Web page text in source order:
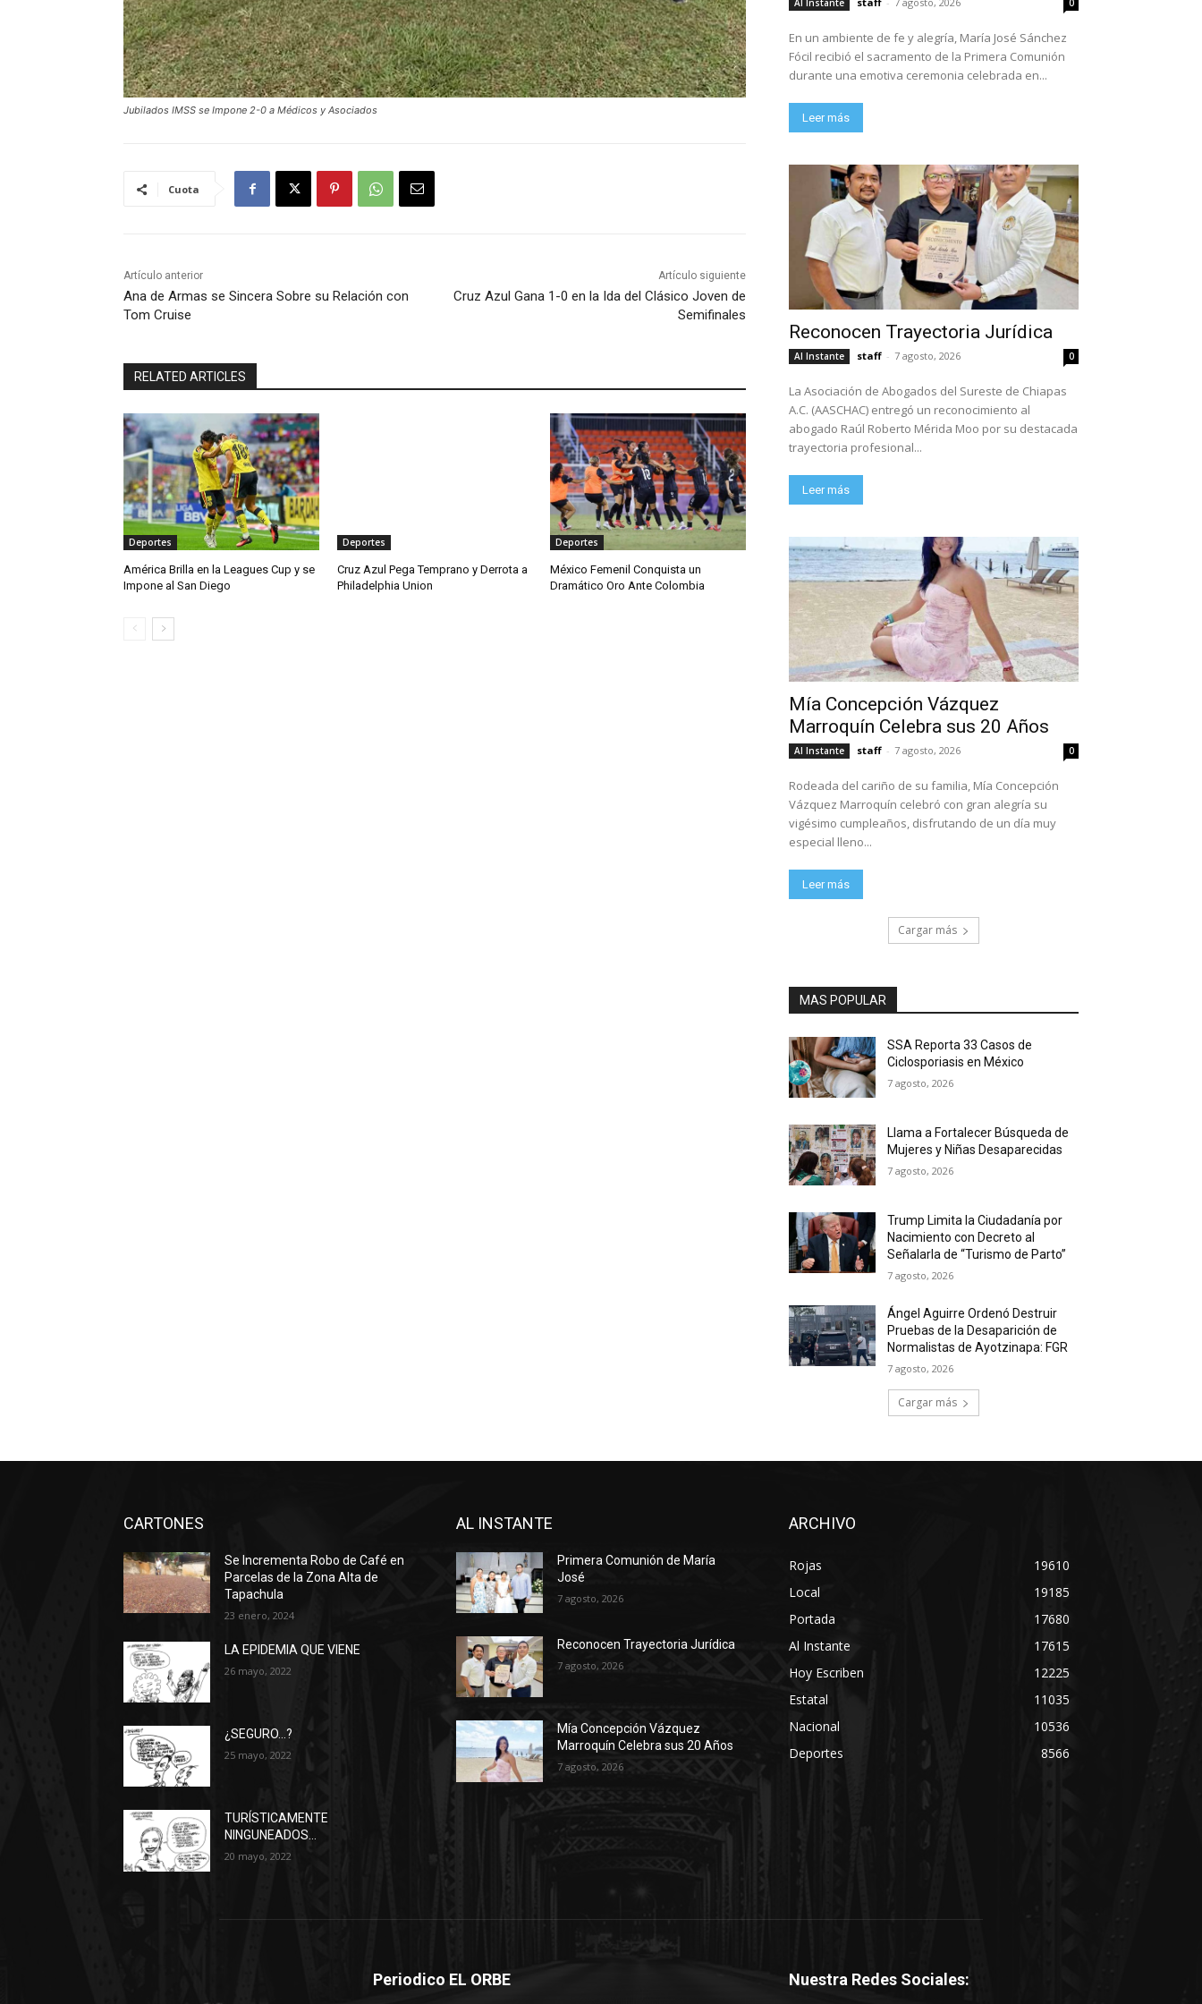
Jubilados IMSS se Impone 2-0 a Médicos y Asociados
Cuota
Artículo anterior
Ana de Armas se Sincera Sobre su Relación con
Tom Cruise
Artículo siguiente
Cruz Azul Gana 1-0 en la Ida del Clásico Joven de
Semifinales
RELATED ARTICLES
Deportes
América Brilla en la Leagues Cup y se
Impone al San Diego
Deportes
Cruz Azul Pega Temprano y Derrota a
Philadelphia Union
Deportes
México Femenil Conquista un
Dramático Oro Ante Colombia
Al Instante 0
En un ambiente de fe y alegría, María José Sánchez
Fócil recibió el sacramento de la Primera Comunión
durante una emotiva ceremonia celebrada en...
Leer más
Reconocen Trayectoria Jurídica
Al Instante staff - 7 agosto, 2026 0
La Asociación de Abogados del Sureste de Chiapas
A.C. (AASCHAC) entregó un reconocimiento al
abogado Raúl Roberto Mérida Moo por su destacada
trayectoria profesional...
Leer más
Mía Concepción Vázquez
Marroquín Celebra sus 20 Años
Al Instante staff - 7 agosto, 2026 0
Rodeada del cariño de su familia, Mía Concepción
Vázquez Marroquín celebró con gran alegría su
vigésimo cumpleaños, disfrutando de un día muy
especial lleno...
Leer más
Cargar más
MAS POPULAR
SSA Reporta 33 Casos de
Ciclosporiasis en México
7 agosto, 2026
Llama a Fortalecer Búsqueda de
Mujeres y Niñas Desaparecidas
7 agosto, 2026
Trump Limita la Ciudadanía por
Nacimiento con Decreto al
Señalarla de “Turismo de Parto”
7 agosto, 2026
Ángel Aguirre Ordenó Destruir
Pruebas de la Desaparición de
Normalistas de Ayotzinapa: FGR
7 agosto, 2026
Cargar más
CARTONES
Se Incrementa Robo de Café en
Parcelas de la Zona Alta de
Tapachula
23 enero, 2024
LA EPIDEMIA QUE VIENE
26 mayo, 2022
¿SEGURO…?
25 mayo, 2022
TURÍSTICAMENTE
NINGUNEADOS…
20 mayo, 2022
AL INSTANTE
Primera Comunión de María
José
7 agosto, 2026
Reconocen Trayectoria Jurídica
7 agosto, 2026
Mía Concepción Vázquez
Marroquín Celebra sus 20 Años
7 agosto, 2026
ARCHIVO
Rojas
19610
Local
19185
Portada
17680
Al Instante
17615
Hoy Escriben
12225
Estatal
11035
Nacional
10536
Deportes
8566
Periodico EL ORBE Nuestra Redes Sociales: